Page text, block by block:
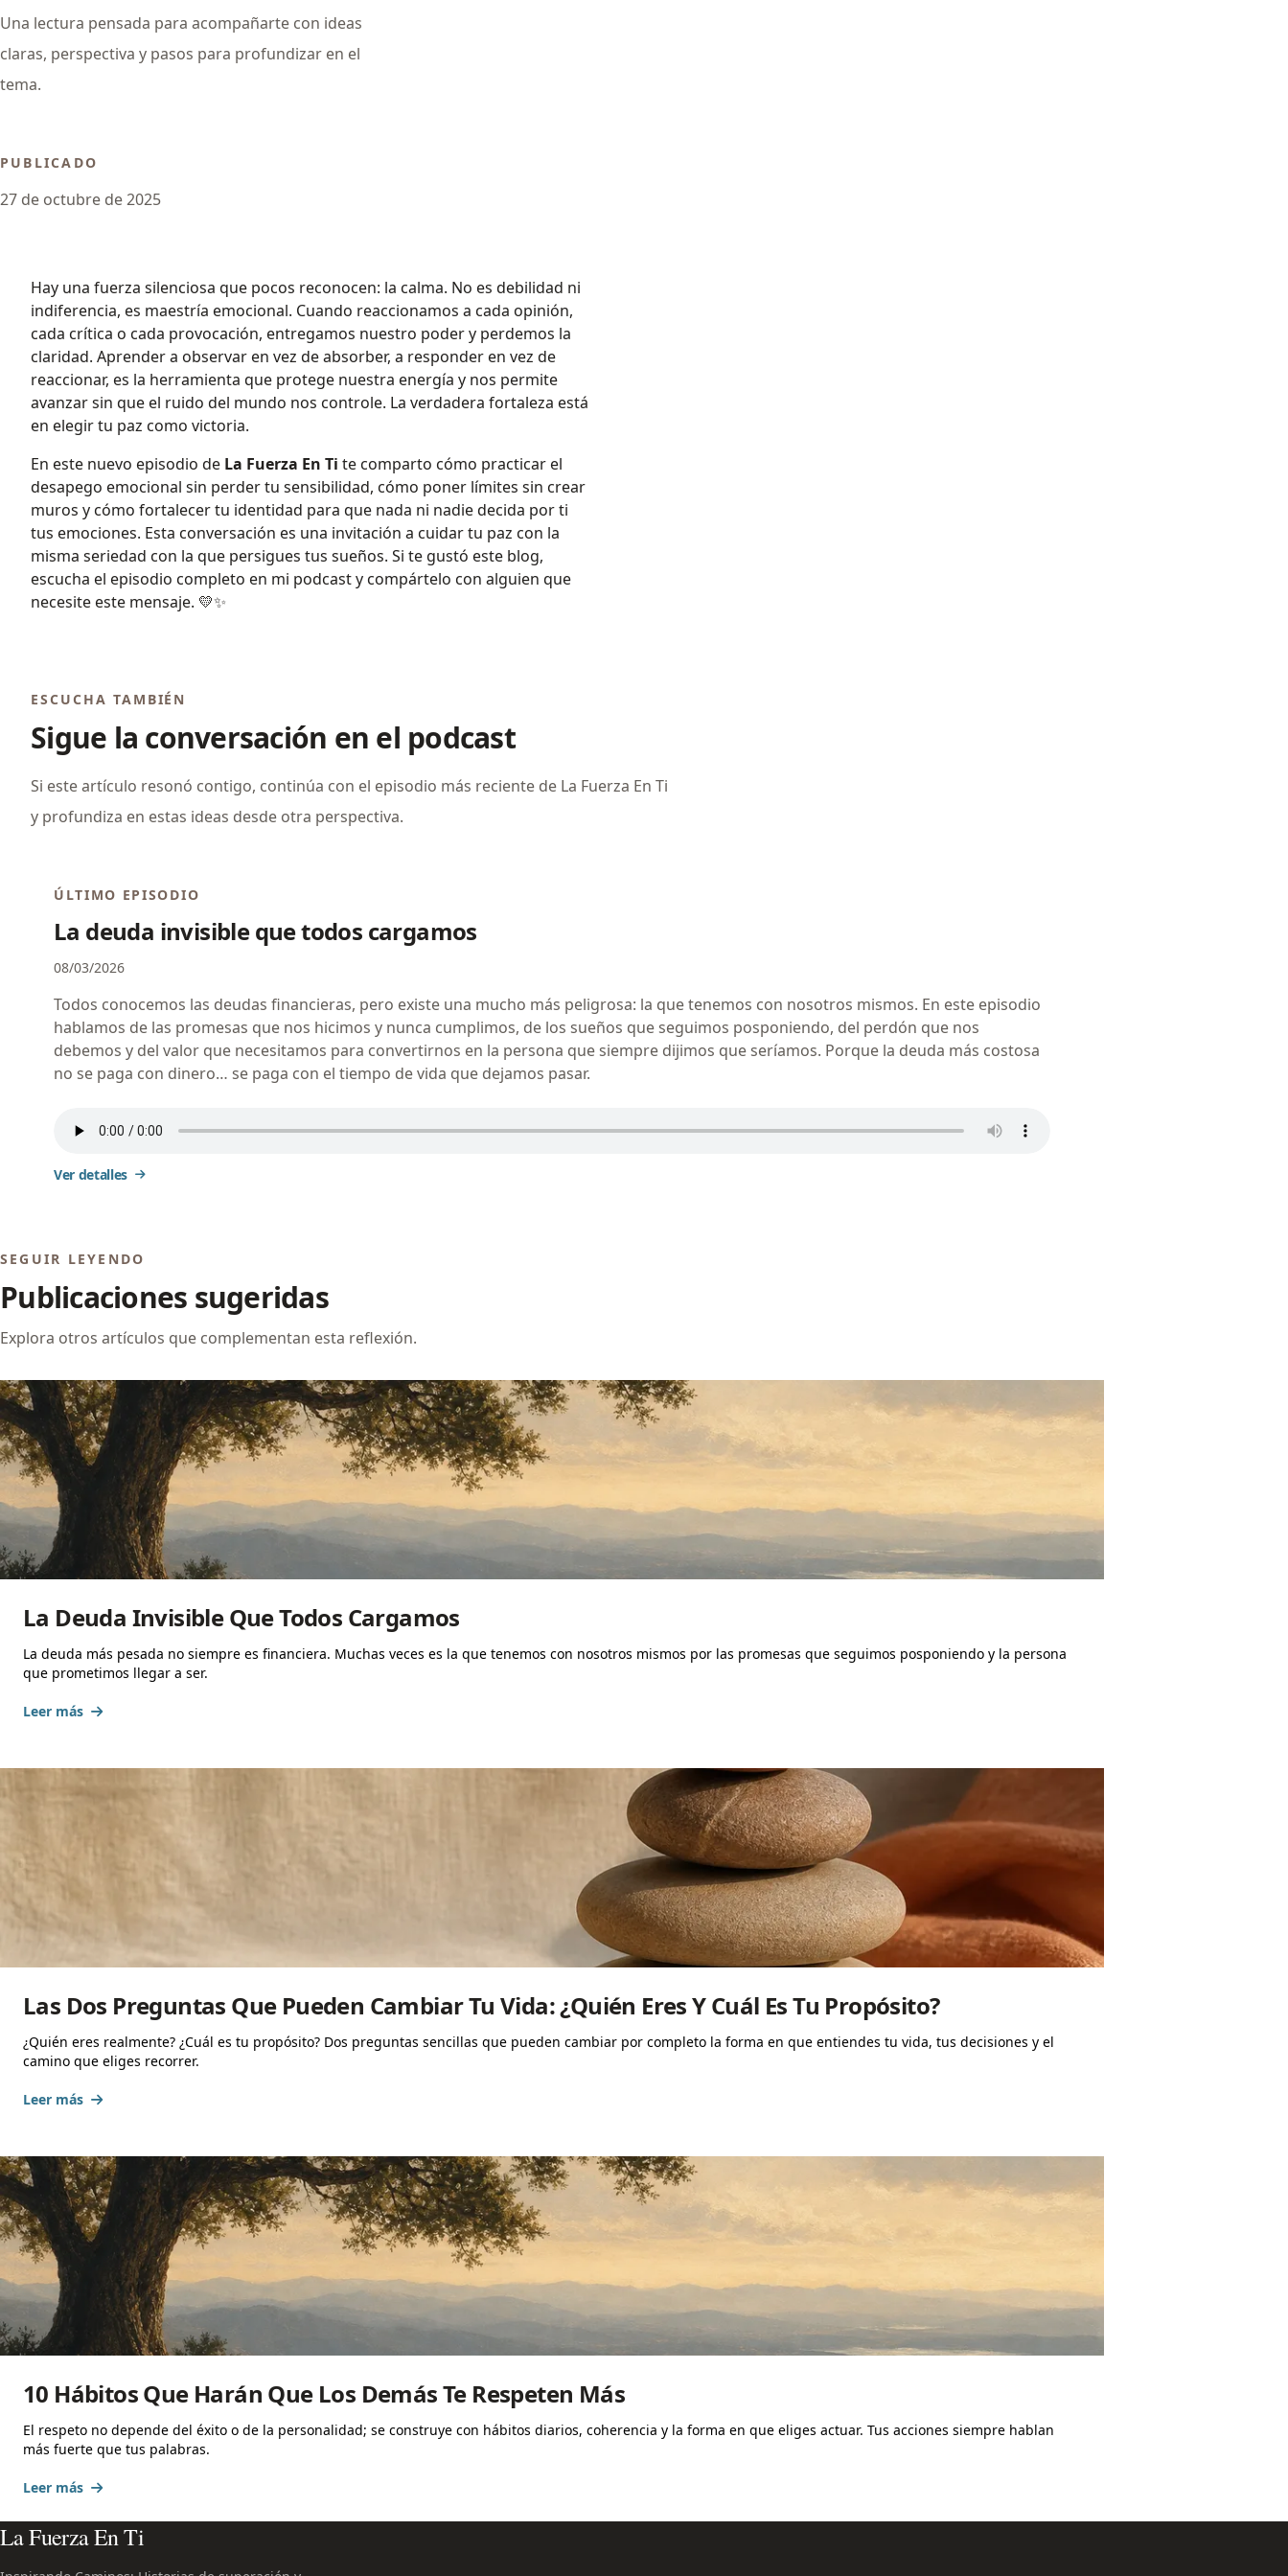
Una lectura pensada para acompañarte con ideas
claras, perspectiva y pasos para profundizar en el
tema.
PUBLICADO
27 de octubre de 2025
Hay una fuerza silenciosa que pocos reconocen: la calma. No es debilidad ni
indiferencia, es maestría emocional. Cuando reaccionamos a cada opinión,
cada crítica o cada provocación, entregamos nuestro poder y perdemos la
claridad. Aprender a observar en vez de absorber, a responder en vez de
reaccionar, es la herramienta que protege nuestra energía y nos permite
avanzar sin que el ruido del mundo nos controle. La verdadera fortaleza está
en elegir tu paz como victoria.
En este nuevo episodio de La Fuerza En Ti te comparto cómo practicar el
desapego emocional sin perder tu sensibilidad, cómo poner límites sin crear
muros y cómo fortalecer tu identidad para que nada ni nadie decida por ti
tus emociones. Esta conversación es una invitación a cuidar tu paz con la
misma seriedad con la que persigues tus sueños. Si te gustó este blog,
escucha el episodio completo en mi podcast y compártelo con alguien que
necesite este mensaje. 💛✨
ESCUCHA TAMBIÉN
Sigue la conversación en el podcast
Si este artículo resonó contigo, continúa con el episodio más reciente de La Fuerza En Ti
y profundiza en estas ideas desde otra perspectiva.
ÚLTIMO EPISODIO
La deuda invisible que todos cargamos
08/03/2026
Todos conocemos las deudas financieras, pero existe una mucho más peligrosa: la que tenemos con nosotros mismos. En este episodio
hablamos de las promesas que nos hicimos y nunca cumplimos, de los sueños que seguimos posponiendo, del perdón que nos
debemos y del valor que necesitamos para convertirnos en la persona que siempre dijimos que seríamos. Porque la deuda más costosa
no se paga con dinero… se paga con el tiempo de vida que dejamos pasar.
Ver detalles
SEGUIR LEYENDO
Publicaciones sugeridas
Explora otros artículos que complementan esta reflexión.
La Deuda Invisible Que Todos Cargamos
La deuda más pesada no siempre es financiera. Muchas veces es la que tenemos con nosotros mismos por las promesas que seguimos posponiendo y la persona
que prometimos llegar a ser.
Leer más
Las Dos Preguntas Que Pueden Cambiar Tu Vida: ¿Quién Eres Y Cuál Es Tu Propósito?
¿Quién eres realmente? ¿Cuál es tu propósito? Dos preguntas sencillas que pueden cambiar por completo la forma en que entiendes tu vida, tus decisiones y el
camino que eliges recorrer.
Leer más
10 Hábitos Que Harán Que Los Demás Te Respeten Más
El respeto no depende del éxito o de la personalidad; se construye con hábitos diarios, coherencia y la forma en que eliges actuar. Tus acciones siempre hablan
más fuerte que tus palabras.
Leer más
La Fuerza En Ti